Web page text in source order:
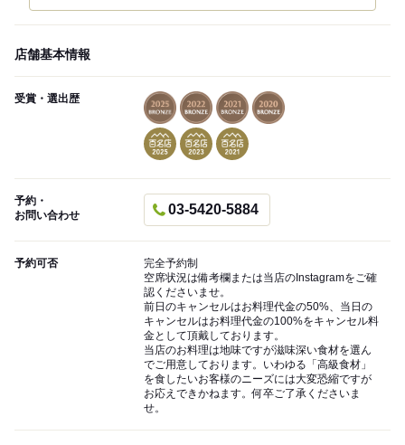
店舗基本情報
受賞・選出歴
予約・
お問い合わせ
03-5420-5884
予約可否
完全予約制
空席状況は備考欄または当店のInstagramをご確
認くださいませ。
前日のキャンセルはお料理代金の50%、当日の
キャンセルはお料理代金の100%をキャンセル料
金として頂戴しております。
当店のお料理は地味ですが滋味深い食材を選ん
でご用意しております。いわゆる「高級食材」
を食したいお客様のニーズには大変恐縮ですが
お応えできかねます。何卒ご了承くださいま
せ。